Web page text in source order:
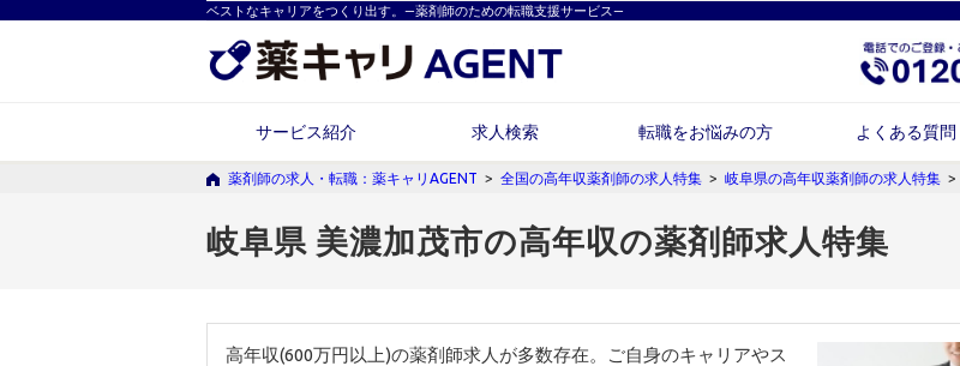
ベストなキャリアをつくり出す。―薬剤師のための転職支援サービス―
サービス紹介 求人検索 転職をお悩みの方 よくある質問
薬剤師の求人・転職：薬キャリAGENT > 全国の高年収薬剤師の求人特集 > 岐阜県の高年収薬剤師の求人特集 >
岐阜県 美濃加茂市の高年収の薬剤師求人特集
高年収(600万円以上)の薬剤師求人が多数存在。ご自身のキャリアやス